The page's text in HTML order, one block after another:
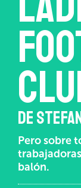
DE
Pero sobre
balón.